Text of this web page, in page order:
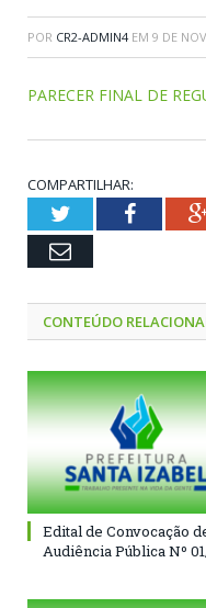
POR CR2-ADMIN4 EM 9 DE
PARECER FINAL DE
COMPARTILHAR:
Twitter
Email
CONTEÚDO
Edital de Convocação
Audiência Pública Nº